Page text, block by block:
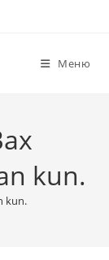
Меню
kun.
kun.